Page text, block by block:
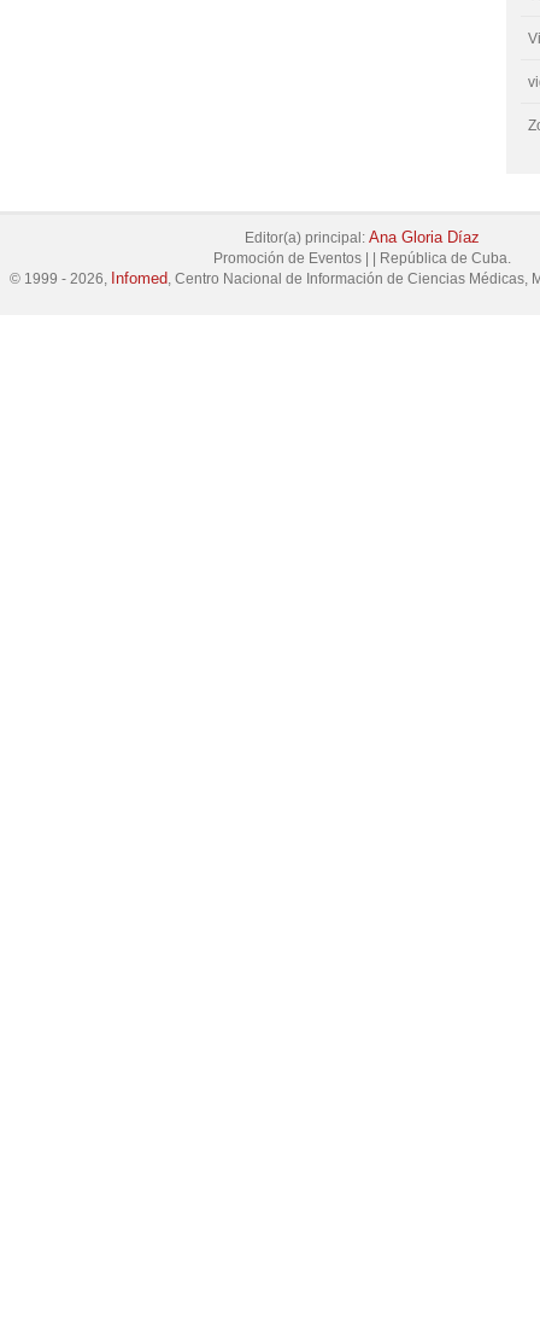
Editor(a) principal: Ana Gloria Díaz
Promoción de Eventos|
República de Cuba.
© 1999 - 2026, Infomed, Centro Nacional de Información de Ciencias Médicas,